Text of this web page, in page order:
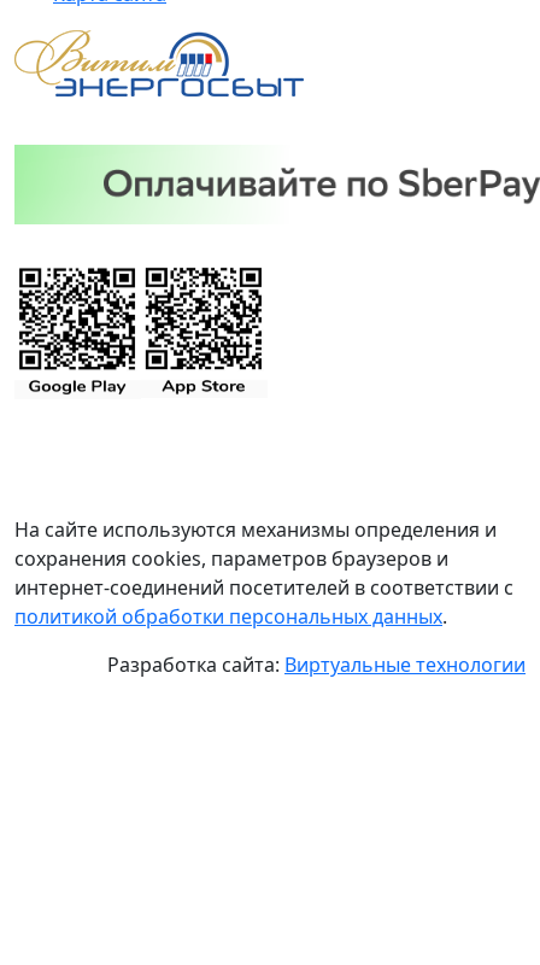
На сайте используются механизмы определения и
сохранения cookies, параметров браузеров и
интернет-соединений посетителей в соответствии с
политикой обработки персональных данных.
Разработка сайта: Виртуальные технологии